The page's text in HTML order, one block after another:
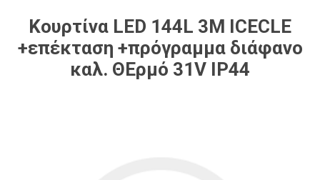
Κουρτίνα LED 144L 3M ICECLE
+επέκταση +πρόγραμμα διάφανο
καλ. ΘΕρμό 31V IP44